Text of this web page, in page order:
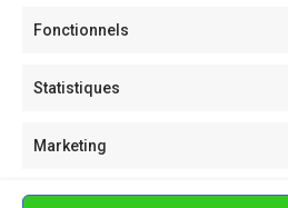
Fonctionnels
Statistiques
Marketing
Évènements à venir